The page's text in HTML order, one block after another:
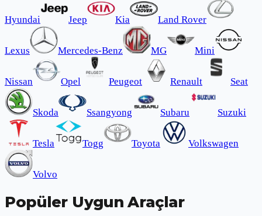
Hyundai Jeep Kia Land Rover
Lexus Mercedes-Benz MG Mini
Nissan Opel Peugeot Renault Seat
Skoda Ssangyong Subaru Suzuki
Tesla Togg Toyota Volkswagen
Volvo
Popüler Uygun Araçlar